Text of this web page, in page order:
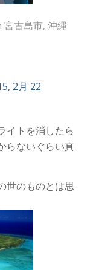
宮古島市, 沖縄
2月 22
イトを消したら
らないぐらい真
世のものとは思